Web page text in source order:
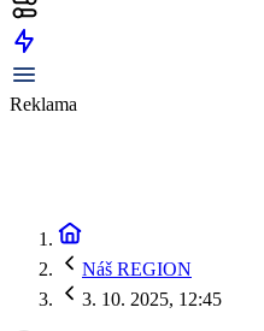
Reklama
Náš REGION
3. 10. 2025, 12:45